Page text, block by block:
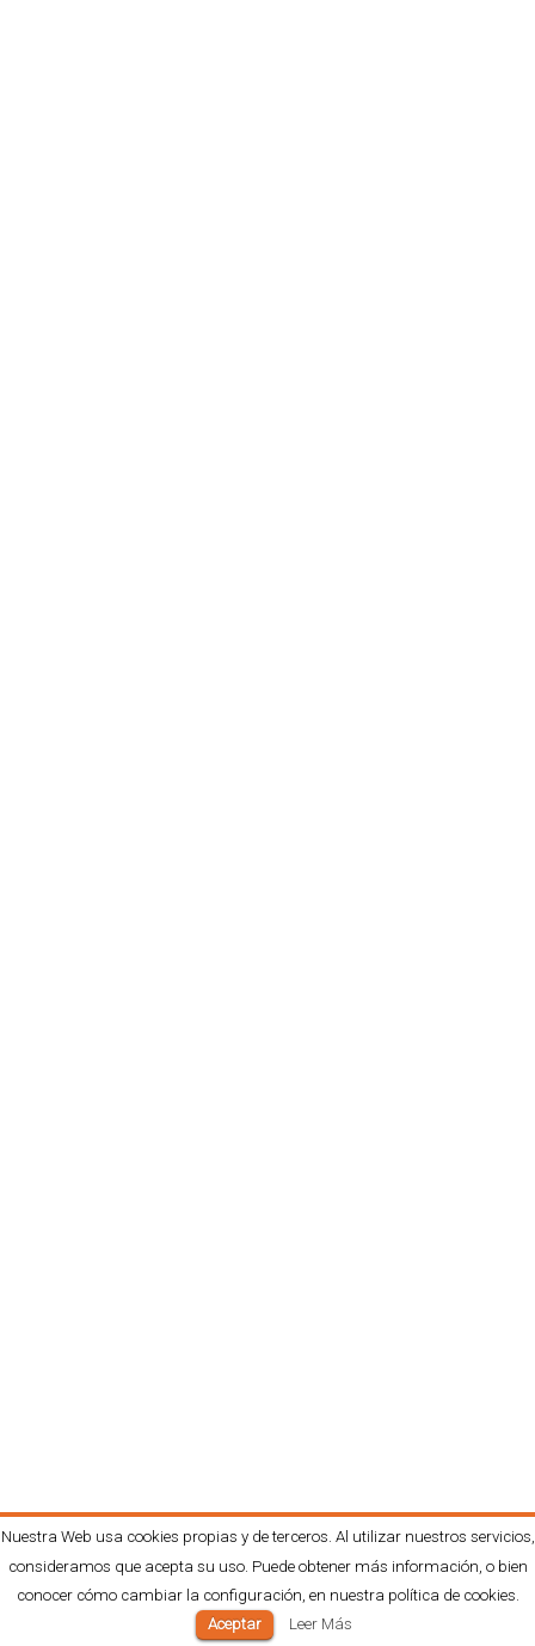
Nuestra Web usa cookies propias y de terceros. Al utilizar nuestros servicios,
consideramos que acepta su uso. Puede obtener más información, o bien
conocer cómo cambiar la configuración, en nuestra política de cookies.
Aceptar
Leer Más